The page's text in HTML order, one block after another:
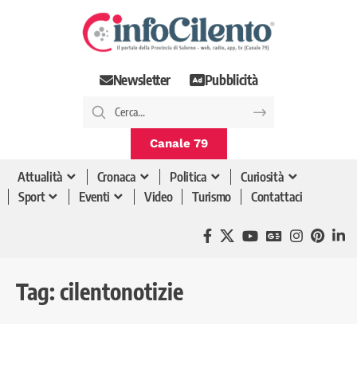
Newsletter Pubblicità
Canale 79
Attualità Cronaca Politica
Curiosità
Sport
Eventi Video Turismo Contattaci
Tag: cilentonotizie